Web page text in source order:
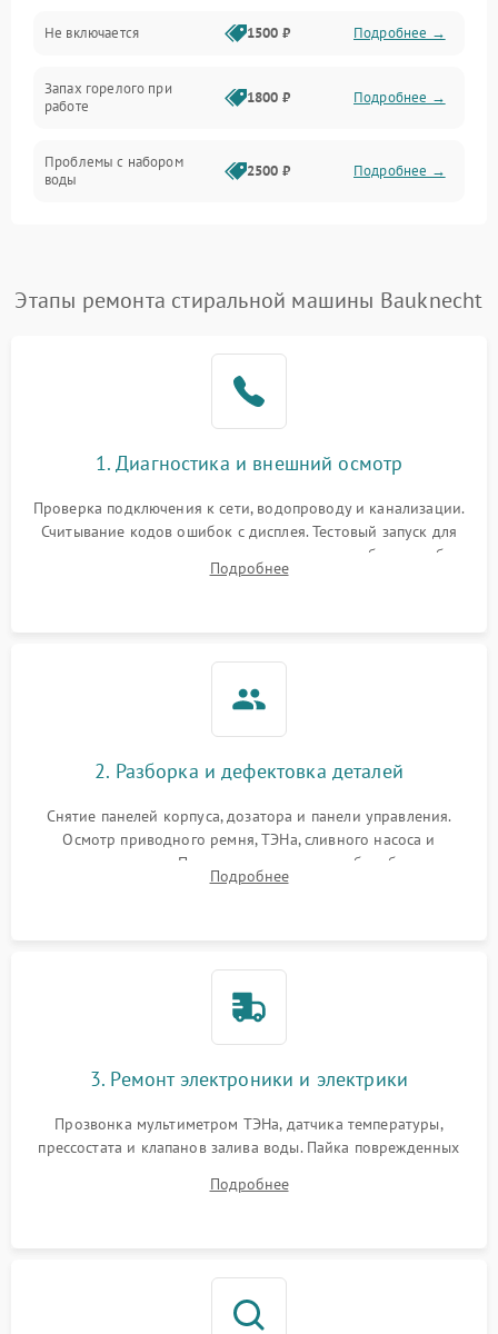
Не включается 1500 ₽ Подробнее →
Запах горелого при
работе
1800 ₽ Подробнее →
Проблемы с набором
воды
2500 ₽ Подробнее →
2200 ₽ Подробнее →
Этапы ремонта стиральной машины Bauknecht
1. Диагностика и внешний осмотр
Проверка подключения к сети, водопроводу и канализации.
Считывание кодов ошибок с дисплея. Тестовый запуск для
выявления посторонних шумов, протечек или сбоев в работе
электронного модуля управления.
Подробнее
2. Разборка и дефектовка деталей
Снятие панелей корпуса, дозатора и панели управления.
Осмотр приводного ремня, ТЭНа, сливного насоса и
амортизаторов. Проверка подшипников барабана и
крестовины на износ, а манжеты люка на разрывы.
Подробнее
3. Ремонт электроники и электрики
Прозвонка мультиметром ТЭНа, датчика температуры,
прессостата и клапанов залива воды. Пайка поврежденных
Восстановление целостности проводки и контактов.
Подробнее